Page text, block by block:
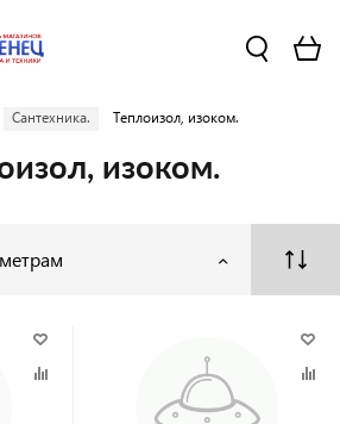
Сантехника. Теплоизол, изоком.
изоком.